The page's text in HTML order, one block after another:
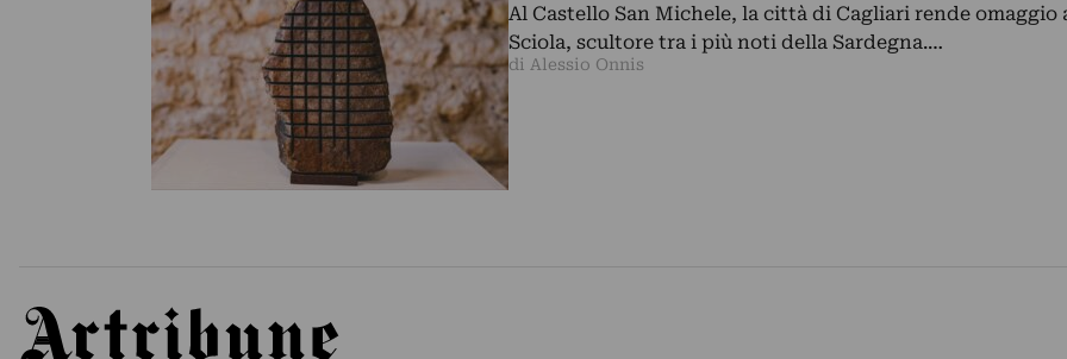
Al Castello San Michele, la città di Cagliari rende omaggio
Sciola, scultore tra i più noti della Sardegna.…
di Alessio Onnis
Artribune